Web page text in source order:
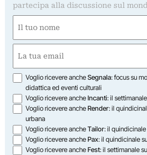
partecipa alla discussione sul
(Obbligatorio)
Nome
(Obbligatorio)
Opzioni
Voglio ricevere ancheSegnala: focus su
didattica ed eventi culturali
Voglio ricevere ancheIncanti: il
Voglio ricevere ancheRender: il
urbana
Voglio ricevere ancheTailor: il
Voglio ricevere anchePax: il quindicinale
Voglio ricevere ancheFest: il settimanale